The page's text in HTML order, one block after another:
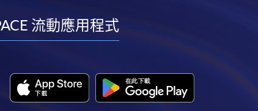
youtube
linkedininstagram
流動應用程式